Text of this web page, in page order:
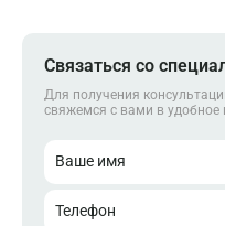
Связаться со
Для получения
свяжемся с вами в удобное
Ваше имя
Телефон